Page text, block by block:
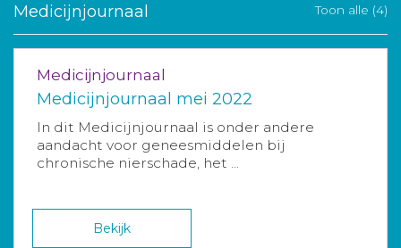
Medicijnjournaal Toon alle (4)
Medicijnjournaal
Medicijnjournaal mei 2022
In dit Medicijnjournaal is onder andere
aandacht voor geneesmiddelen bij
chronische nierschade, het ...
Bekijk